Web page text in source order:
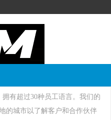
有超过30种员工语言。我们的
的城市以了解客户和合作伙伴